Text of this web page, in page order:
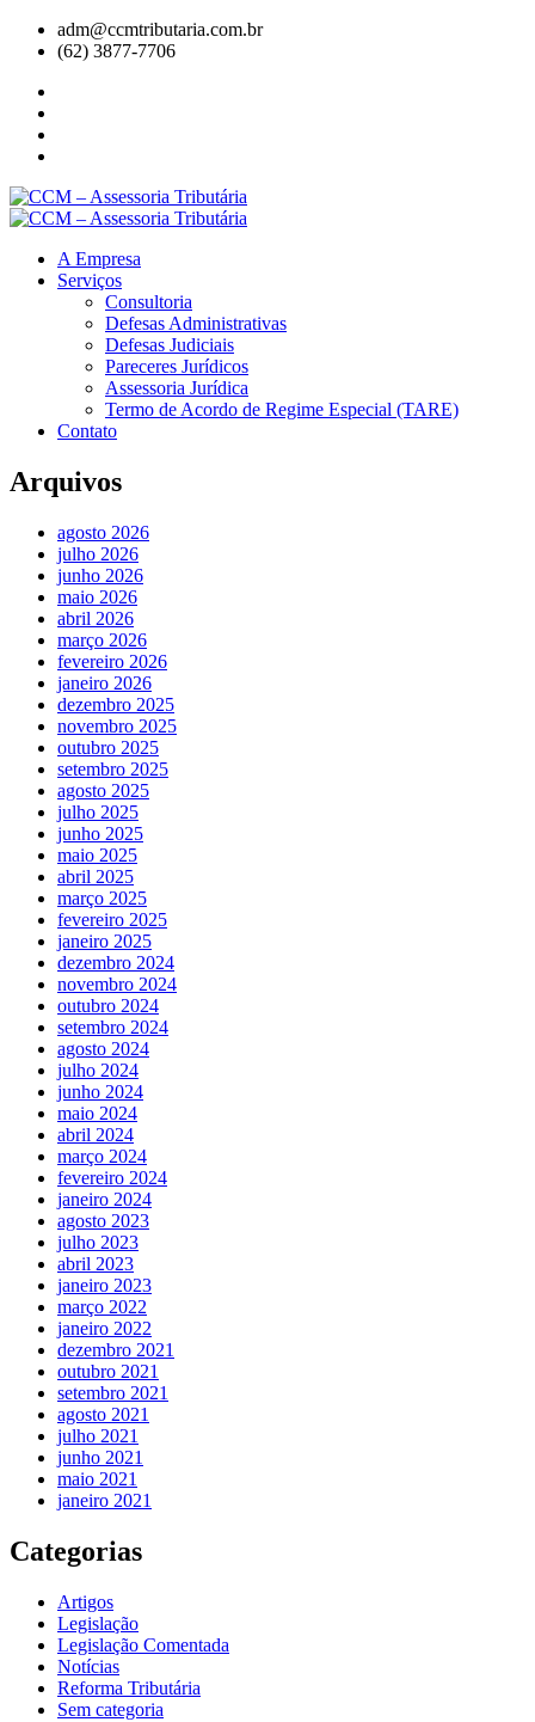
adm@ccmtributaria.com.br
(62) 3877-7706
A Empresa
Serviços
Consultoria
Defesas Administrativas
Defesas Judiciais
Pareceres Jurídicos
Assessoria Jurídica
Termo de Acordo de Regime Especial (TARE)
Contato
Arquivos
agosto 2026
julho 2026
junho 2026
maio 2026
abril 2026
março 2026
fevereiro 2026
janeiro 2026
dezembro 2025
novembro 2025
outubro 2025
setembro 2025
agosto 2025
julho 2025
junho 2025
maio 2025
abril 2025
março 2025
fevereiro 2025
janeiro 2025
dezembro 2024
novembro 2024
outubro 2024
setembro 2024
agosto 2024
julho 2024
junho 2024
maio 2024
abril 2024
março 2024
fevereiro 2024
janeiro 2024
agosto 2023
julho 2023
abril 2023
janeiro 2023
março 2022
janeiro 2022
dezembro 2021
outubro 2021
setembro 2021
agosto 2021
julho 2021
junho 2021
maio 2021
janeiro 2021
Categorias
Artigos
Legislação
Legislação Comentada
Notícias
Reforma Tributária
Sem categoria